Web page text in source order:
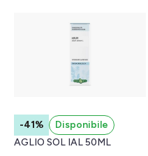
-41%
Disponibile
AGLIO SOL IAL 50ML